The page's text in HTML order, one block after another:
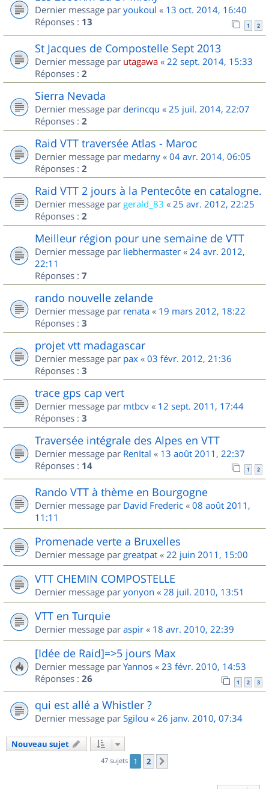
Dernier message par youkoul « 13 oct. 2014, 16:40
Réponses : 13 1 2
St Jacques de Compostelle Sept 2013
Dernier message par utagawa « 22 sept. 2014, 15:33
Réponses : 2
Sierra Nevada
Dernier message par derincqu « 25 juil. 2014, 22:07
Réponses : 2
Raid VTT traversée Atlas - Maroc
Dernier message par medarny « 04 avr. 2014, 06:05
Réponses : 2
Raid VTT 2 jours à la Pentecôte en catalogne.
Dernier message par gerald_83 « 25 avr. 2012, 22:25
Réponses : 2
Meilleur région pour une semaine de VTT
Dernier message par liebhermaster « 24 avr. 2012,
22:11
Réponses : 7
rando nouvelle zelande
Dernier message par renata « 19 mars 2012, 18:22
Réponses : 3
projet vtt madagascar
Dernier message par pax « 03 févr. 2012, 21:36
Réponses : 3
trace gps cap vert
Dernier message par mtbcv « 12 sept. 2011, 17:44
Réponses : 3
Traversée intégrale des Alpes en VTT
Dernier message par RenItal « 13 août 2011, 22:37
Réponses : 14 1 2
Rando VTT à thème en Bourgogne
Dernier message par David Frederic « 08 août 2011,
11:11
Promenade verte a Bruxelles
Dernier message par greatpat « 22 juin 2011, 15:00
VTT CHEMIN COMPOSTELLE
Dernier message par yonyon « 28 juil. 2010, 13:51
VTT en Turquie
Dernier message par aspir « 18 avr. 2010, 22:39
[Idée de Raid]=>5 jours Max
Dernier message par Yannos « 23 févr. 2010, 14:53
Réponses : 26 1 2 3
qui est allé a Whistler ?
Dernier message par Sgilou « 26 janv. 2010, 07:34
Nouveau sujet
47 sujets 1 2